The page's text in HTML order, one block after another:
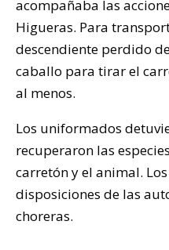
acompañaba las
Higueras. Para
descendiente perdido
caballo para tirar el
al menos.
Los uniformados
recuperaron las
carretón y el animal.
disposiciones de las
choreras.